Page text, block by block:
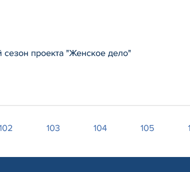
сезон проекта "Женское дело"
103 104 105